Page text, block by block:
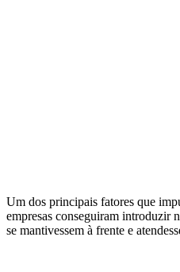
Um dos principais fatores que
empresas conseguiram introduzir
se mantivessem à frente e